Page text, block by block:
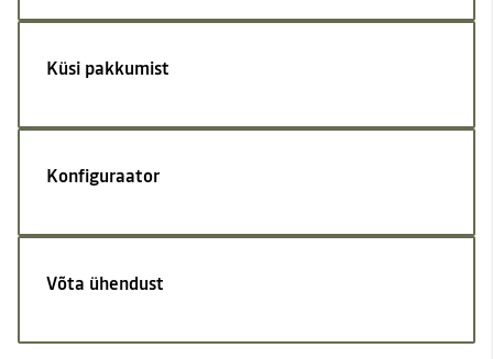
Küsi pakkumist
Konfiguraator
Võta ühendust